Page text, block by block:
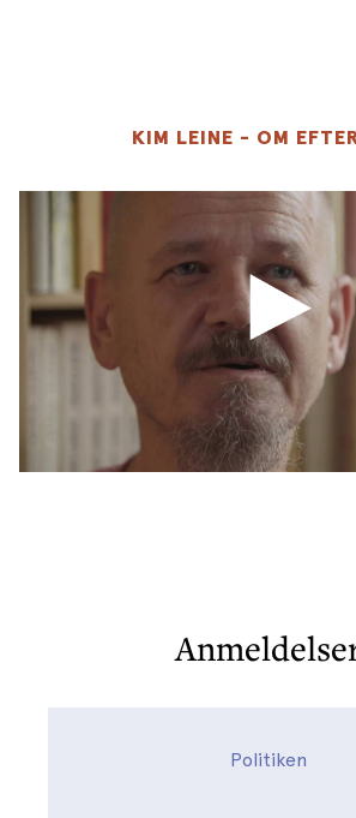
KIM LEINE - OM
Politiken